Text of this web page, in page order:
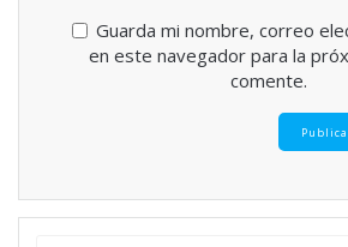
Guarda mi nombre, correo
en este navegador para la
comente.